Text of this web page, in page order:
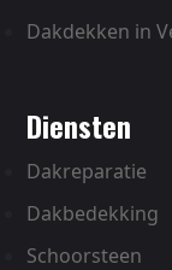
Dakdekken in
diensten
Dakreparatie
Dakbedekking
Schoorsteen